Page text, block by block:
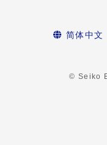
简体中文
© Seiko